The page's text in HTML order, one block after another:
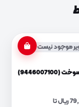
موجود نیست
از 79,750,000 ریال تا